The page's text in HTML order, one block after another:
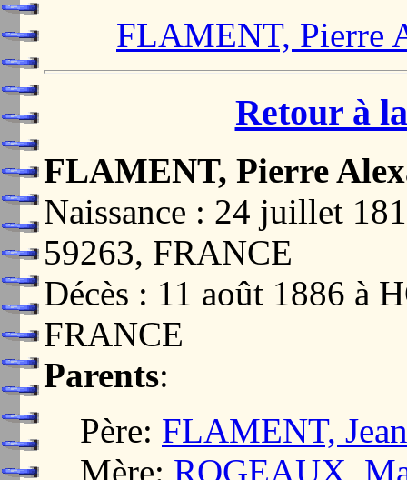
FLAMENT, Pierre
Retour à
FLAMENT, Pierre
Naissance : 24 juillet
59263, FRANCE
Décès : 11 août 1886 à
FRANCE
Parents:
Père: FLAMENT,
Mère: ROGEAUX,